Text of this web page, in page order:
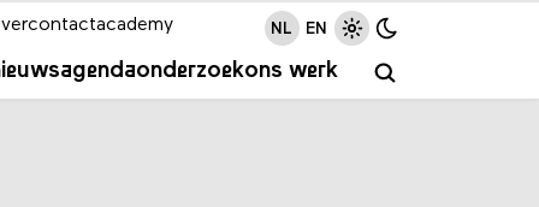
agendaonderzoekons werk
contactacademy NL EN